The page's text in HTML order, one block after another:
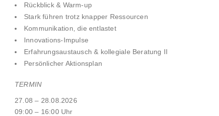
Rückblick & Warm-up
Stark führen trotz knapper Ressourcen
Kommunikation, die entlastet
Innovations-Impulse
Erfahrungsaustausch & kollegiale Beratung II
Persönlicher Aktionsplan
TERMIN
27.08 – 28.08.2026
09:00 – 16:00 Uhr